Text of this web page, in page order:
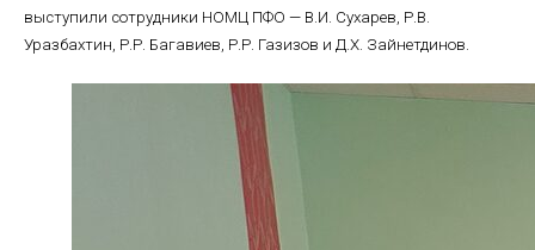
выступили сотрудники НОМЦ ПФО — В.И. Сухарев, Р.В.
Уразбахтин, Р.Р. Багавиев, Р.Р. Газизов и Д.Х. Зайнетдинов.